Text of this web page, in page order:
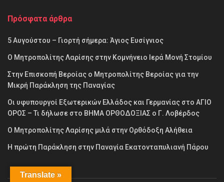
Πρόσφατα άρθρα
5 Αυγούστου – Γιορτή σήμερα: Άγιος Ευσίγνιος
Ο Μητροπολίτης Λαρίσης στην Κομνήνειο Ιερά Μονή Στομίου
Στην Επισκοπή Βεροίας ο Μητροπολίτης Βεροίας για την
Μικρή Παράκληση της Παναγίας
Οι υφυπουργοί Εξωτερικών Ελλάδος και Γερμανίας στο ΑΓΙΟ
ΟΡΟΣ – Τι δήλωσε στο ΒΗΜΑ ΟΡΘΟΔΟΞΙΑΣ ο Γ. Λοβέρδος
Ο Μητροπολίτης Λαρίσης μιλά στην Ορθόδοξη Αλήθεια
Η πρώτη Παράκληση στην Παναγία Εκατονταπυλιανή Πάρου
Translate »